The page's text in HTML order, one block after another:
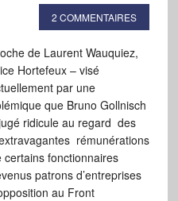
2 COMMENTAIRES
de Laurent Wauquiez,
Hortefeux – visé
par une
que Bruno Gollnisch
ridicule au regard des
rémunérations
certains fonctionnaires
patrons d’entreprises
au Front